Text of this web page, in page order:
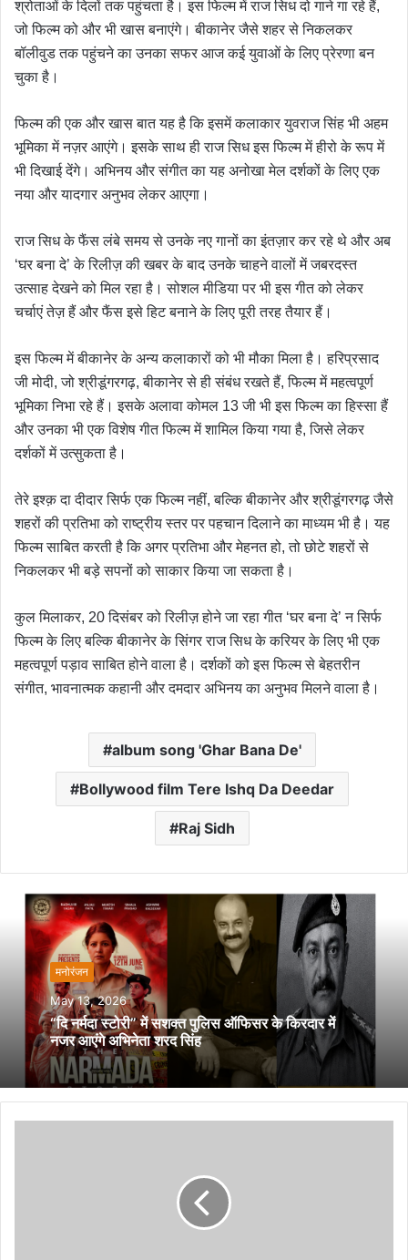
श्रोताओं के दिलों तक पहुंचता है। इस फिल्म में राज सिध दो गाने गा रहे हैं,
जो फिल्म को और भी खास बनाएंगे। बीकानेर जैसे शहर से निकलकर
बॉलीवुड तक पहुंचने का उनका सफर आज कई युवाओं के लिए प्रेरणा बन
चुका है।
फिल्म की एक और खास बात यह है कि इसमें कलाकार युवराज सिंह भी अहम
भूमिका में नज़र आएंगे। इसके साथ ही राज सिध इस फिल्म में हीरो के रूप में
भी दिखाई देंगे। अभिनय और संगीत का यह अनोखा मेल दर्शकों के लिए एक
नया और यादगार अनुभव लेकर आएगा।
राज सिध के फैंस लंबे समय से उनके नए गानों का इंतज़ार कर रहे थे और अब
‘घर बना दे’ के रिलीज़ की खबर के बाद उनके चाहने वालों में जबरदस्त
उत्साह देखने को मिल रहा है। सोशल मीडिया पर भी इस गीत को लेकर
चर्चाएं तेज़ हैं और फैंस इसे हिट बनाने के लिए पूरी तरह तैयार हैं।
इस फिल्म में बीकानेर के अन्य कलाकारों को भी मौका मिला है। हरिप्रसाद
जी मोदी, जो श्रीडूंगरगढ़, बीकानेर से ही संबंध रखते हैं, फिल्म में महत्वपूर्ण
भूमिका निभा रहे हैं। इसके अलावा कोमल 13 जी भी इस फिल्म का हिस्सा हैं
और उनका भी एक विशेष गीत फिल्म में शामिल किया गया है, जिसे लेकर
दर्शकों में उत्सुकता है।
तेरे इश्क़ दा दीदार सिर्फ एक फिल्म नहीं, बल्कि बीकानेर और श्रीडूंगरगढ़ जैसे
शहरों की प्रतिभा को राष्ट्रीय स्तर पर पहचान दिलाने का माध्यम भी है। यह
फिल्म साबित करती है कि अगर प्रतिभा और मेहनत हो, तो छोटे शहरों से
निकलकर भी बड़े सपनों को साकार किया जा सकता है।
कुल मिलाकर, 20 दिसंबर को रिलीज़ होने जा रहा गीत ‘घर बना दे’ न सिर्फ
फिल्म के लिए बल्कि बीकानेर के सिंगर राज सिध के करियर के लिए भी एक
महत्वपूर्ण पड़ाव साबित होने वाला है। दर्शकों को इस फिल्म से बेहतरीन
संगीत, भावनात्मक कहानी और दमदार अभिनय का अनुभव मिलने वाला है।
album song 'Ghar Bana De'
Bollywood film Tere Ishq Da Deedar
Raj Sidh
मनोरंजन
May 13, 2026
“दि नर्मदा स्टोरी” में सशक्त पुलिस ऑफिसर के किरदार में
नजर आएंगे अभिनेता शरद सिंह